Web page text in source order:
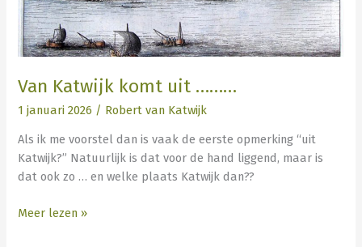
Van Katwijk komt uit ………
1 januari 2026 / Robert van Katwijk
Als ik me voorstel dan is vaak de eerste opmerking “uit
Katwijk?” Natuurlijk is dat voor de hand liggend, maar is
dat ook zo … en welke plaats Katwijk dan??
Meer lezen »